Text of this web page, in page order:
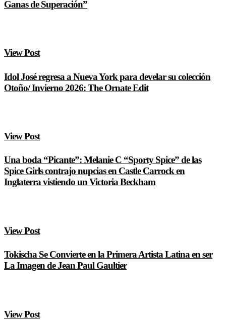
Ganas de Superación”
View Post
Idol José regresa a Nueva York para develar su colección
Otoño/ Invierno 2026: The Ornate Edit
View Post
Una boda “Picante”: Melanie C “Sporty Spice” de las
Spice Girls contrajo nupcias en Castle Carrock en
Inglaterra vistiendo un Victoria Beckham
View Post
Tokischa Se Convierte en la Primera Artista Latina en ser
La Imagen de Jean Paul Gaultier
View Post